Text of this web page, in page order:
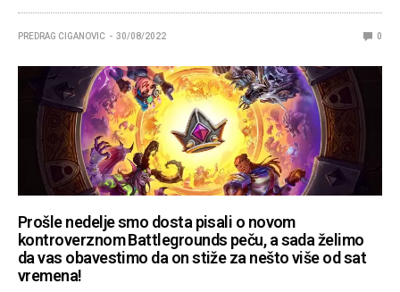
PREDRAG CIGANOVIC 30/08/2022 0
Prošle nedelje smo dosta pisali o novom
kontroverznom Battlegrounds peču, a sada želimo
da vas obavestimo da on stiže za nešto više od sat
vremena!